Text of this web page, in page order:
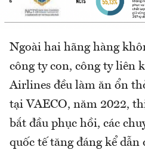
Ngoài hai hãng hàng
công ty con, công ty liên
Airlines đều làm ăn ổn
tại VAECO, năm 2022,
bắt đầu phục hồi, các
quốc tế tăng đáng kể dẫn